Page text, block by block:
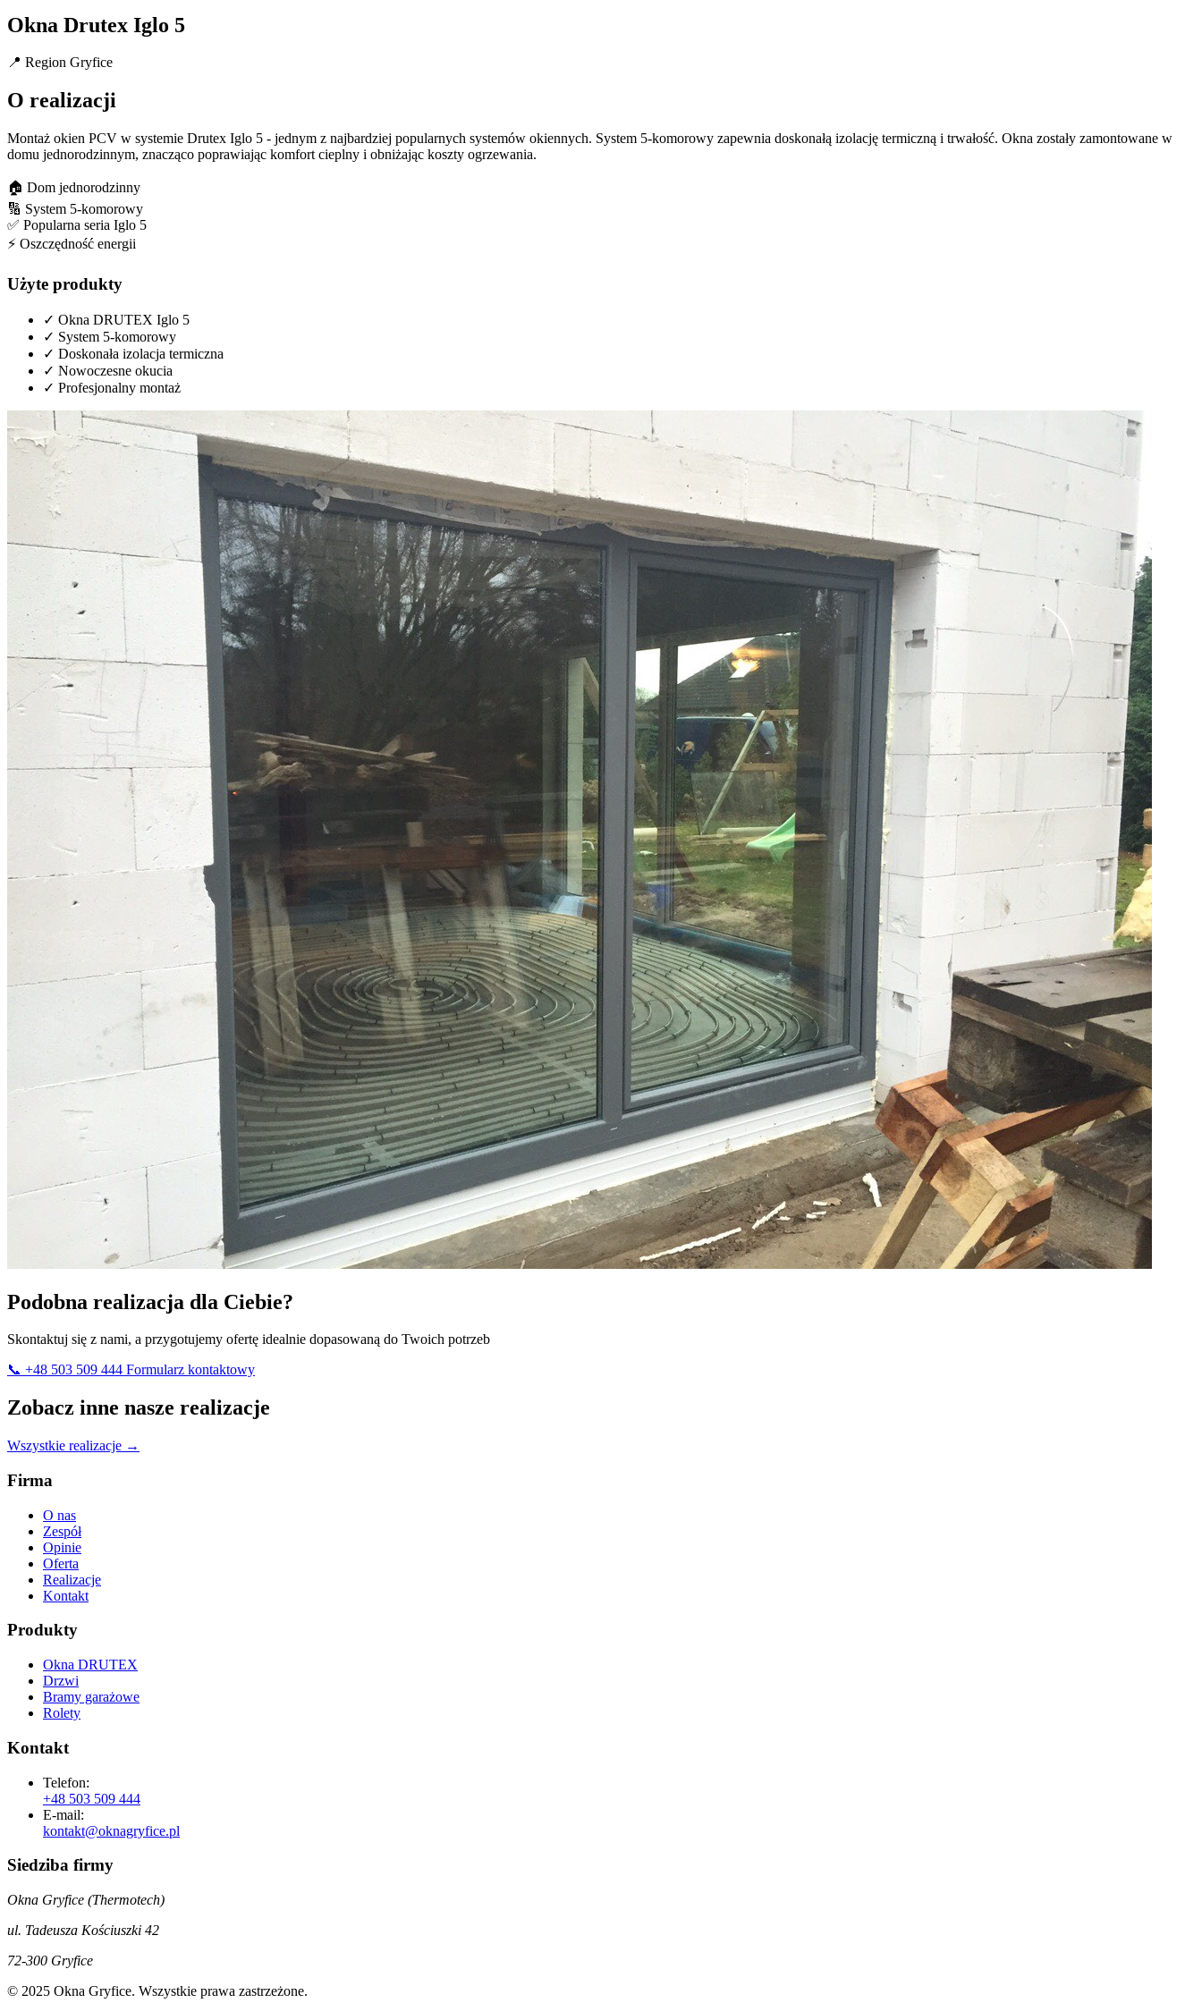
Okna Drutex Iglo 5
📍 Region Gryfice
O realizacji
Montaż okien PCV w systemie Drutex Iglo 5 - jednym z najbardziej popularnych systemów okiennych. System 5-komorowy zapewnia doskonałą izolację termiczną i trwałość. Okna zostały zamontowane w
domu jednorodzinnym, znacząco poprawiając komfort cieplny i obniżając koszty ogrzewania.
🏠 Dom jednorodzinny
🔢 System 5-komorowy
✅ Popularna seria Iglo 5
⚡ Oszczędność energii
Użyte produkty
✓ Okna DRUTEX Iglo 5
✓ System 5-komorowy
✓ Doskonała izolacja termiczna
✓ Nowoczesne okucia
✓ Profesjonalny montaż
Podobna realizacja dla Ciebie?
Skontaktuj się z nami, a przygotujemy ofertę idealnie dopasowaną do Twoich potrzeb
📞 +48 503 509 444 Formularz kontaktowy
Zobacz inne nasze realizacje
Wszystkie realizacje →
Firma
O nas
Zespół
Opinie
Oferta
Realizacje
Kontakt
Produkty
Okna DRUTEX
Drzwi
Bramy garażowe
Rolety
Kontakt
Telefon:
+48 503 509 444
E-mail:
kontakt@oknagryfice.pl
Siedziba firmy
Okna Gryfice (Thermotech)
ul. Tadeusza Kościuszki 42
72-300 Gryfice
© 2025 Okna Gryfice. Wszystkie prawa zastrzeżone.